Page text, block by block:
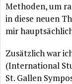
Methoden, um
in diese neuen
mir
Zusätzlich war
(International
St. Gallen